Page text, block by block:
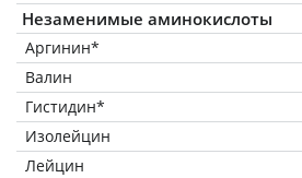
Незаменимые аминокислоты
Аргинин*
Валин
Гистидин*
Изолейцин
Лейцин